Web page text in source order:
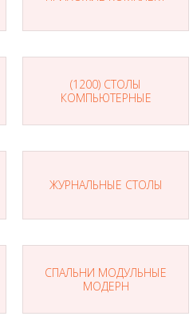
(1200) СТОЛЫ
КОМПЬЮТЕРНЫЕ
ЖУРНАЛЬНЫЕ СТОЛЫ
СПАЛЬНИ МОДУЛЬНЫЕ
МОДЕРН